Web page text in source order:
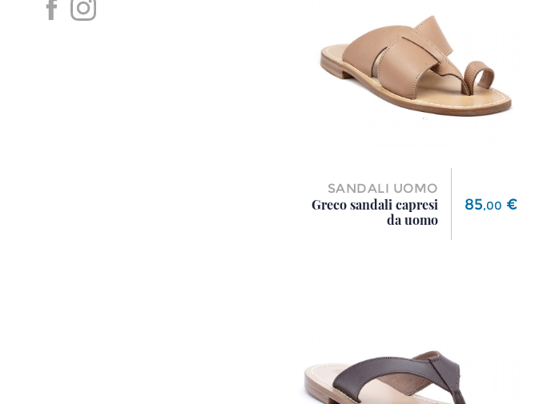
SANDALI UOMO
Greco sandali capresi
da uomo
Prezzo
85,00 €